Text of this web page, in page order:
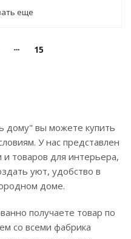
еще
15
дому" вы можете купить
У нас представлен
товаров для интерьера,
уют, удобство в
доме.
получаете товар по
со всеми фабрика